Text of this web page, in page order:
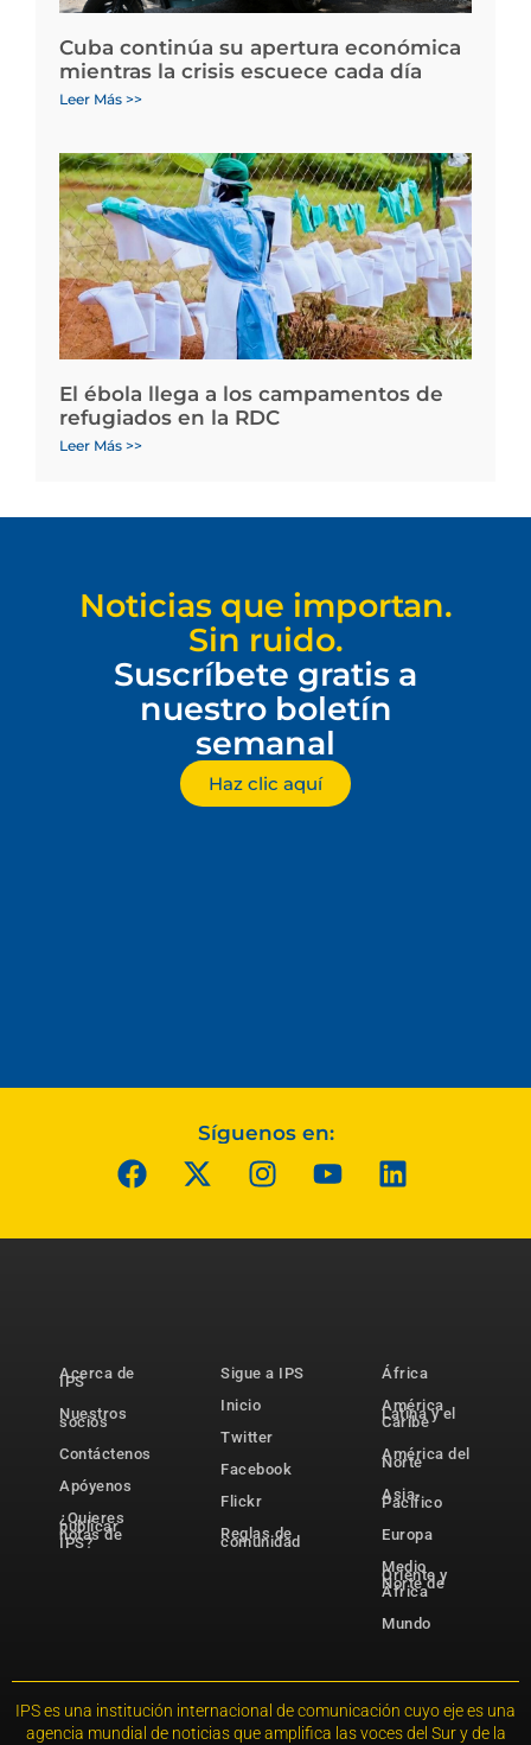
Cuba continúa su apertura económica
mientras la crisis escuece cada día
Leer Más >>
El ébola llega a los campamentos de
refugiados en la RDC
Leer Más >>
Noticias que importan.
Sin ruido.
Suscríbete gratis a
nuestro boletín
semanal
Haz clic aquí
Síguenos en:
Acerca de
IPS
Nuestros
socios
Contáctenos
Apóyenos
¿Quieres
publicar
notas de
IPS?
Sigue a IPS
Inicio
Twitter
Facebook
Flickr
Reglas de
comunidad
África
América
Latina y el
Caribe
América del
Norte
Asia-
Pacífico
Europa
Medio
Oriente y
Norte de
África
Mundo
IPS es una institución internacional de comunicación cuyo eje es una
agencia mundial de noticias que amplifica las voces del Sur y de la